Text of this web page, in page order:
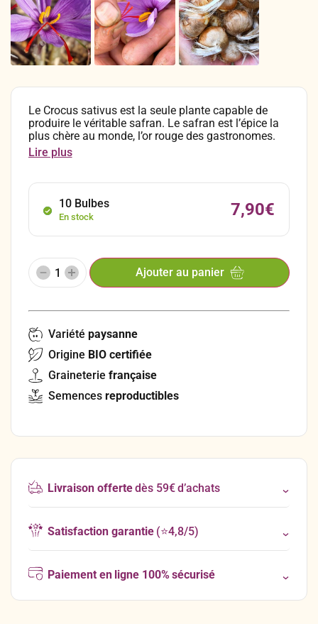
Le Crocus sativus est la seule plante capable de
produire le véritable safran. Le safran est l’épice la
plus chère au monde, l’or rouge des gastronomes.
Le safran est un ingrédient fortement prisé pour de
nombreuses spécialités culinaires dans le monde
respectant quelques exigences, sa culture s’avère
facile et vous pourrez obtenir dès la première année
ses si précieux filaments, qui une fois séchés,
Lire plus
10 Bulbes
En stock 7,90€
Ajouter au panier
Variété paysanne
Origine BIO certifiée
Graineterie française
Semences reproductibles
Livraison offertedès 59€ d’achats
Satisfaction garantie(⭐4,8/5)
Paiement en ligne 100% sécurisé